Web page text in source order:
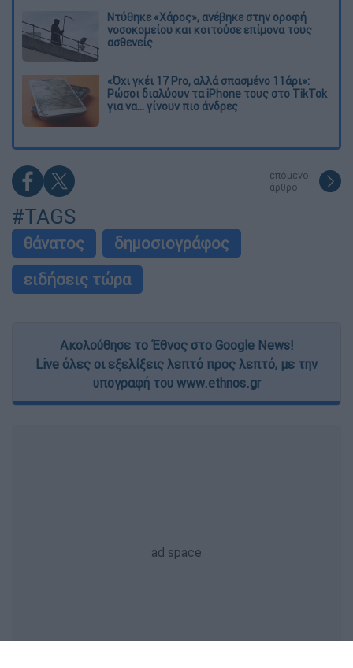
Ντύθηκε «Χάρος», ανέβηκε στην οροφή
νοσοκομείου και κοιτούσε επίμονα τους
ασθενείς
«Όχι γκέι 17 Pro, αλλά σπασμένο 11άρι»:
Ρώσοι διαλύουν τα iPhone τους στο TikTok
για να... γίνουν πιο άνδρες
επόμενο
άρθρο
#TAGS
θάνατος
δημοσιογράφος
ειδήσεις τώρα
Ακολούθησε το Έθνος στο Google News!
Live όλες οι εξελίξεις λεπτό προς λεπτό, με την
υπογραφή του www.ethnos.gr